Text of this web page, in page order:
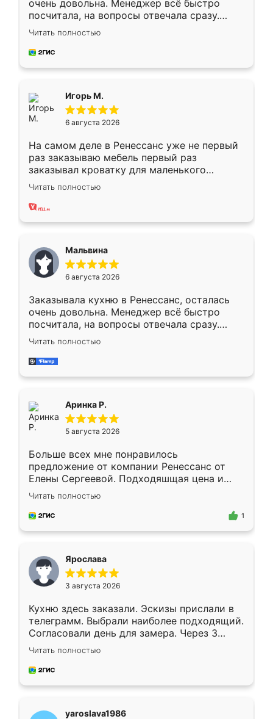
очень довольна. Менеджер всё быстро
посчитала, на вопросы отвечала сразу.
Замерщик приехал в субботу, подошёл к
делу со всей ответственностью. Собрали
за день, ребята работали аккуратно, даже
Читать полностью
Игорь М.
6 августа 2026
На самом деле в Ренессанс уже не первый
раз заказываю мебель первый раз
заказывал кроватку для маленького
ребёнка при его рождении ,во второй раз
заказал шкаф-купе. По качеству очень
хорошее сборка достаточно быстрая,
меньше, здесь же он более разнообразный.
Мне нравится ,если что-то потребуется из
мебели буду заказывать только здесь.
Читать полностью
Мальвина
6 августа 2026
Заказывала кухню в Ренессанс, осталась
очень довольна. Менеджер всё быстро
посчитала, на вопросы отвечала сразу.
Замерщик приехал в субботу, подошёл к
делу со всей ответственностью. Собрали
за день, ребята работали аккуратно, даже
Читать полностью
Аринка Р.
5 августа 2026
Больше всех мне понравилось
предложение от компании Ренессанс от
Елены Сергеевой. Подходяшщая цена и
короткие сроки изготовления. Приехавший
для замера сотрудник Владислав
предложил по моему эскизу самый
Читать полностью
1
Ярослава
3 августа 2026
Кухню здесь заказали. Эскизы прислали в
телеграмм. Выбрали наиболее подходящий.
Согласовали день для замера. Через 3
недели кухня была уже готова. Остались
довольны работой. Спасибо Ренессанс
мебель за качественную работу!
Читать полностью
yaroslava1986